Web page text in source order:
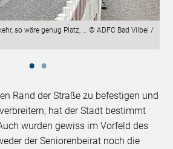
so wäre genug Platz, … © ADFC Bad Vilbel /
Rand der Straße zu befestigen und
hat der Stadt bestimmt
wurden gewiss im Vorfeld des
der Seniorenbeirat noch die